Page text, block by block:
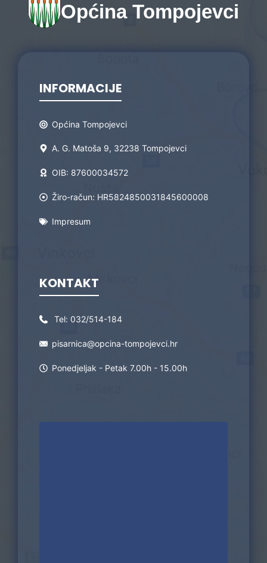
Općina Tompojevci
INFORMACIJE
Općina Tompojevci
A. G. Matoša 9, 32238 Tompojevci
OIB: 87600034572
Žiro-račun: HR5824850031845600008
Impresum
KONTAKT
Tel: 032/514-184
pisarnica@opcina-tompojevci.hr
Ponedjeljak - Petak 7.00h - 15.00h